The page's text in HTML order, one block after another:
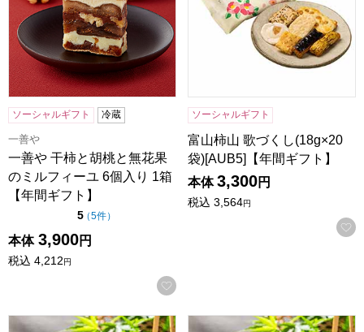
ソーシャルギフト 冷蔵
一善や
一善や 干柿と胡桃と無花果
のミルフィーユ 6個入り 1箱
【年間ギフト】
5点（5点満点中）
（5件の評価
）
本体 3,900円
税込 4,212円
お気に入りに登録する
ソーシャルギフト
富山柿山 歌づくし(18g×20
袋)[AUB5]【年間ギフト】
本体 3,300円
税込 3,564円
京都宇治 茶游堂 京・宇治どら焼き 8個入【年間ギフト】
京都宇治 茶游堂 京・宇治ど